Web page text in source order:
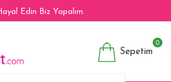
Edin Biz Yapalım.
Sepetim
0